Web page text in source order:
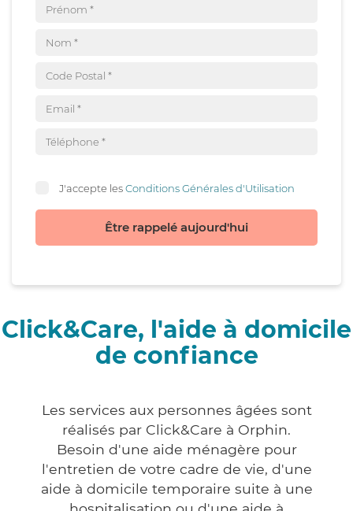
J'accepte lesConditions Générales d'Utilisation
Être rappelé aujourd'hui
Click&Care, l'aide à domicile
de confiance
Les services aux personnes âgées sont
réalisés par Click&Care à Orphin.
Besoin d'une aide ménagère pour
l'entretien de votre cadre de vie, d'une
aide à domicile temporaire suite à une